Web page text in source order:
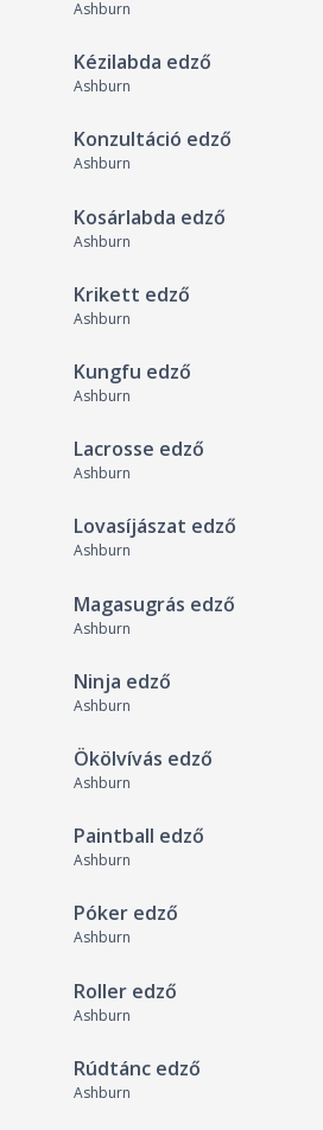
Ashburn
Kézilabda edző
Ashburn
Konzultáció edző
Ashburn
Kosárlabda edző
Ashburn
Krikett edző
Ashburn
Kungfu edző
Ashburn
Lacrosse edző
Ashburn
Lovasíjászat edző
Ashburn
Magasugrás edző
Ashburn
Ninja edző
Ashburn
Ökölvívás edző
Ashburn
Paintball edző
Ashburn
Póker edző
Ashburn
Roller edző
Ashburn
Rúdtánc edző
Ashburn